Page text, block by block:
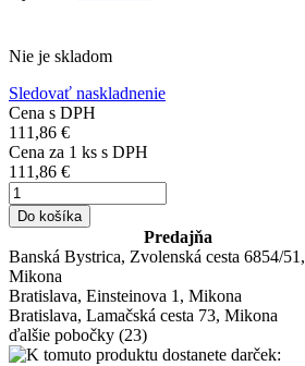
Nie je skladom
Sledovať naskladnenie
Cena s DPH
111,86 €
Cena za 1 ks s DPH
111,86 €
Do košíka
Predajňa
Banská Bystrica, Zvolenská cesta 6854/51,
Mikona
Bratislava, Einsteinova 1, Mikona
Bratislava, Lamačská cesta 73, Mikona
ďalšie pobočky (23)